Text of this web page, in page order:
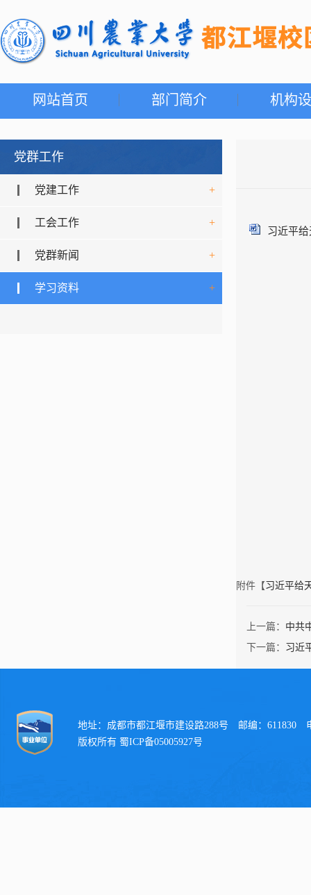
网站首页 部门简介 机构
党群工作
党建工作 +
工会工作 +
党群新闻 +
学习资料 +
习近平
附件【习近平给
上一篇： 中共
下一篇： 习近
地址：成都市都江堰市建设路288号 邮编：611830
版权所有 蜀ICP备05005927号